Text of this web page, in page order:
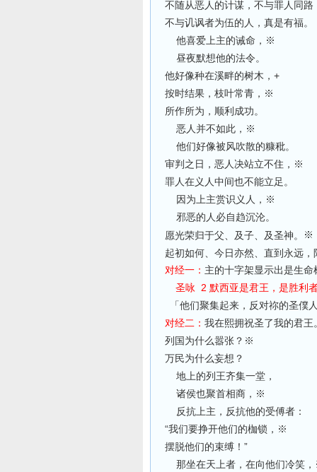
不随从恶人的计谋，不与罪人同
不与讥讽者为伍的人，真是有福
他喜爱上主的诫命，※
昼夜默想他的法令。
他好像种在溪畔的树木，+
按时结果，枝叶常青，※
所作所为，顺利成功。
恶人并不如此，※
他们好像被风吹散的糠秕。
审判之日，恶人决站立不住，※
罪人在义人中间也不能立足。
因为上主赏识义人，※
邪恶的人必自趋沉沦。
愿光荣归于父、及子、及圣神。
※
起初如何、今日亦然、直到永远，
对经一： 主的十字架显示出是生命
圣咏 2 默西亚是君王，是胜利
「他们聚集起来，反对祢的圣僕
对经二： 我在熙拥祝圣了我的君王
列国为什么嚣张？※
万民为什么妄想？
地上的列王齐集一堂，
诸侯也聚首相商，※
反抗上主，反抗他的受傅者：
“我们要挣开他们的枷锁，※
摆脱他们的束缚！”
那坐在天上者，在向他们冷笑